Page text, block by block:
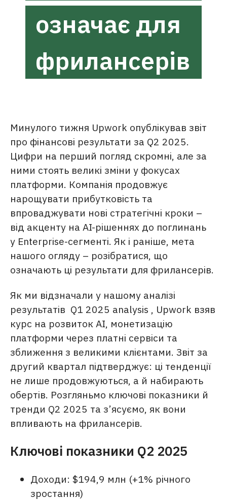
означає для
фрилансерів
Минулого тижня Upwork опублікував звіт
про фінансові результати за Q2 2025.
Цифри на перший погляд скромні, але за
ними стоять великі зміни у фокусах
платформи. Компанія продовжує
нарощувати прибутковість та
впроваджувати нові стратегічні кроки –
від акценту на AI-рішеннях до поглинань
у Enterprise-сегменті. Як і раніше, мета
нашого огляду – розібратися, що
означають ці результати для фрилансерів.
Як ми відзначали у нашому аналізі
результатів Q1 2025 analysis , Upwork взяв
курс на розвиток AI, монетизацію
платформи через платні сервіси та
зближення з великими клієнтами. Звіт за
другий квартал підтверджує: ці тенденції
не лише продовжуються, а й набирають
обертів. Розгляньмо ключові показники й
тренди Q2 2025 та з’ясуємо, як вони
впливають на фрилансерів.
Ключові показники Q2 2025
Доходи: $194,9 млн (+1% річного
зростання)